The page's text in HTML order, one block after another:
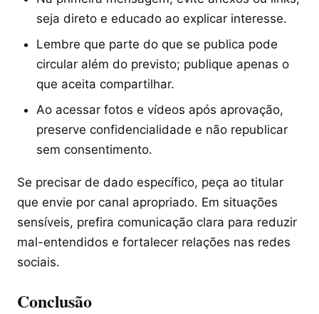
seja direto e educado ao explicar interesse.
Lembre que parte do que se publica pode
circular além do previsto; publique apenas o
que aceita compartilhar.
Ao acessar fotos e vídeos após aprovação,
preserve confidencialidade e não republicar
sem consentimento.
Se precisar de dado específico, peça ao titular
que envie por canal apropriado. Em situações
sensíveis, prefira comunicação clara para reduzir
mal-entendidos e fortalecer relações nas redes
sociais.
Conclusão